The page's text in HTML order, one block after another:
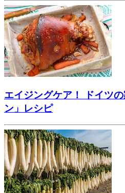
エイジングケア！ ドイツ
ン」レシピ